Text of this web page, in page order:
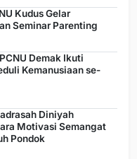
Kudus Gelar
Seminar Parenting
Demak Ikuti
Kemanusiaan se-
Diniyah
Motivasi Semangat
Pondok